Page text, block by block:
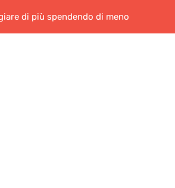
di più spendendo di meno